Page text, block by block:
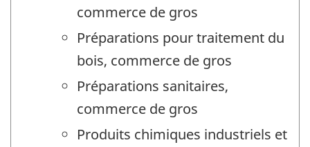
commerce de gros
Préparations pour traitement du
bois, commerce de gros
Préparations sanitaires,
commerce de gros
Produits chimiques industriels et